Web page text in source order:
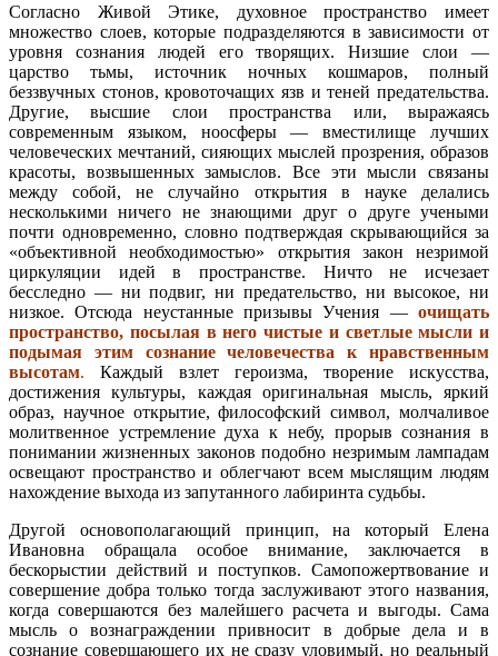
Согласно Живой Этике, духовное пространство имеет
множество слоев, которые подразделяются в зависимости от
уровня сознания людей его творящих. Низшие слои —
царство тьмы, источник ночных кошмаров, полный
беззвучных стонов, кровоточащих язв и теней предательства.
Другие, высшие слои пространства или, выражаясь
современным языком, ноосферы — вместилище лучших
человеческих мечтаний, сияющих мыслей прозрения, образов
красоты, возвышенных замыслов. Все эти мысли связаны
между собой, не случайно открытия в науке делались
несколькими ничего не знающими друг о друге учеными
почти одновременно, словно подтверждая скрывающийся за
«объективной необходимостью» открытия закон незримой
циркуляции идей в пространстве. Ничто не исчезает
бесследно — ни подвиг, ни предательство, ни высокое, ни
низкое. Отсюда неустанные призывы Учения — очищать
пространство, посылая в него чистые и светлые мысли и
подымая этим сознание человечества к нравственным
высотам. Каждый взлет героизма, творение искусства,
достижения культуры, каждая оригинальная мысль, яркий
образ, научное открытие, философский символ, молчаливое
молитвенное устремление духа к небу, прорыв сознания в
понимании жизненных законов подобно незримым лампадам
освещают пространство и облегчают всем мыслящим людям
нахождение выхода из запутанного лабиринта судьбы.
Другой основополагающий принцип, на который Елена
Ивановна обращала особое внимание, заключается в
бескорыстии действий и поступков. Самопожертвование и
совершение добра только тогда заслуживают этого названия,
когда совершаются без малейшего расчета и выгоды. Сама
мысль о вознаграждении привносит в добрые дела и в
сознание совершающего их не сразу уловимый, но реальный